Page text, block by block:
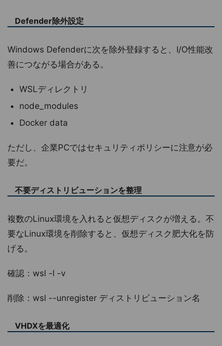
Defender除外設定
Windows Defenderに次を除外登録すると、I/O性能改
善につながる場合がある。
WSLディレクトリ
node_modules
Docker data
ただし、企業PCではセキュリティポリシーに注意が必
要だ。
不要ディストリビューションを整理
複数のLinux環境を入れると仮想ディスクが増える。不
要なLinux環境を削除すると、仮想ディスク肥大化を防
げる。
確認：wsl -l -v
削除：wsl --unregister ディストリビューション名
VHDXを最適化